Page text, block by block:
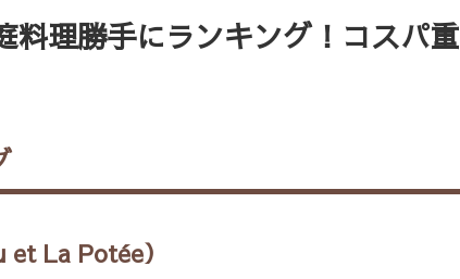
料理勝手にランキング！コスパ重
La Potée）